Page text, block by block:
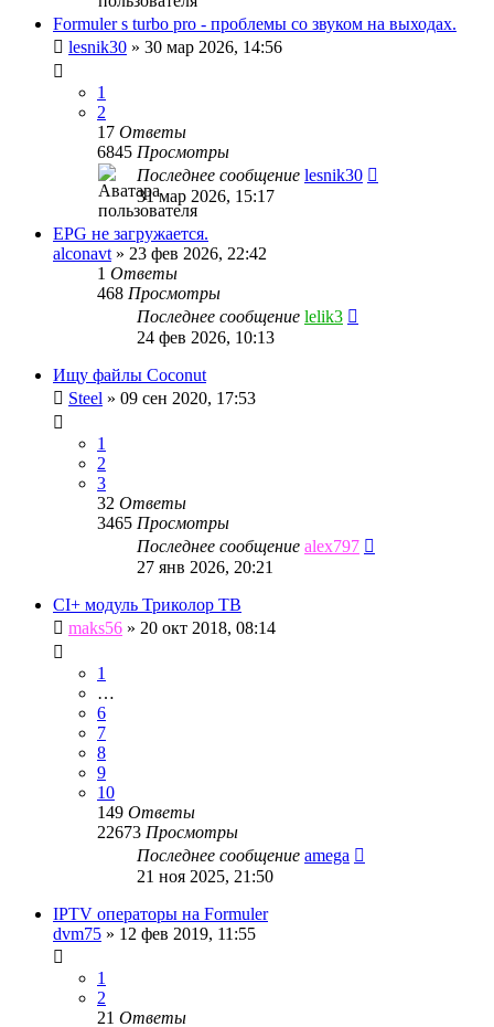
Formuler s turbo pro - проблемы со звуком на выходах.
lesnik30 » 30 мар 2026, 14:56
1
2
17 Ответы
6845 Просмотры
Последнее сообщение lesnik30
31 мар 2026, 15:17
EPG не загружается.
alconavt » 23 фев 2026, 22:42
1 Ответы
468 Просмотры
Последнее сообщение lelik3
24 фев 2026, 10:13
Ищу файлы Coconut
Steel » 09 сен 2020, 17:53
1
2
3
32 Ответы
3465 Просмотры
Последнее сообщение alex797
27 янв 2026, 20:21
CI+ модуль Триколор ТВ
maks56 » 20 окт 2018, 08:14
1
…
6
7
8
9
10
149 Ответы
22673 Просмотры
Последнее сообщение amega
21 ноя 2025, 21:50
IPTV операторы на Formuler
dvm75 » 12 фев 2019, 11:55
1
2
21 Ответы